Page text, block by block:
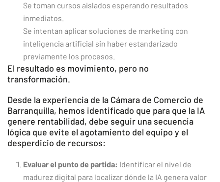
Se toman cursos aislados esperando resultados
inmediatos.
Se intentan aplicar soluciones de marketing con
inteligencia artificial sin haber estandarizado
previamente los procesos.
El resultado es movimiento, pero no
transformación.
Desde la experiencia de la Cámara de Comercio de
Barranquilla, hemos identificado que para que la IA
genere rentabilidad, debe seguir una secuencia
lógica que evite el agotamiento del equipo y el
desperdicio de recursos:
Evaluar el punto de partida: Identificar el nivel de
madurez digital para localizar dónde la IA genera valor